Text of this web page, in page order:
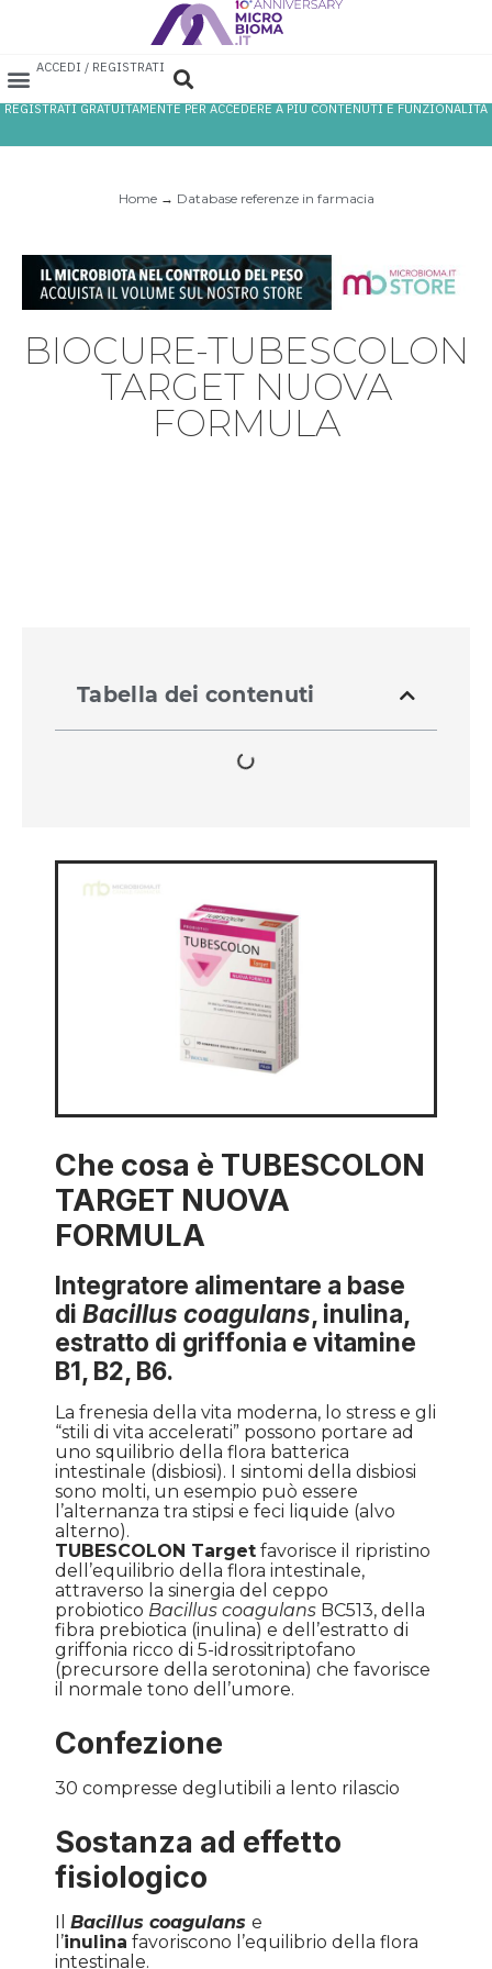
ACCEDI / REGISTRATI
REGISTRATI GRATUITAMENTE PER ACCEDERE A PIÙ CONTENUTI E FUNZIONALITÀ
Home→ Database referenze in farmacia
BIOCURE-TUBESCOLON
TARGET NUOVA
FORMULA
Tabella dei contenuti
Che cosa è TUBESCOLON
TARGET NUOVA
FORMULA
Integratore alimentare a base
di Bacillus coagulans, inulina,
estratto di griffonia e vitamine
B1, B2, B6.
La frenesia della vita moderna, lo stress e gli
“stili di vita accelerati” possono portare ad
uno squilibrio della flora batterica
intestinale (disbiosi). I sintomi della disbiosi
sono molti, un esempio può essere
l’alternanza tra stipsi e feci liquide (alvo
alterno).
TUBESCOLON Target favorisce il ripristino
dell’equilibrio della flora intestinale,
attraverso la sinergia del ceppo
probiotico Bacillus coagulans BC513, della
fibra prebiotica (inulina) e dell’estratto di
griffonia ricco di 5-idrossitriptofano
(precursore della serotonina) che favorisce
il normale tono dell’umore.
Confezione
30 compresse deglutibili a lento rilascio
Sostanza ad effetto
fisiologico
Bacillus coagulans e
l’inulina favoriscono l’equilibrio della flora
intestinale.